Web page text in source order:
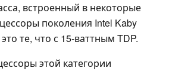
встроенный в некоторые
поколения Intel Kaby
те, что с 15-ваттным TDP.
этой категории